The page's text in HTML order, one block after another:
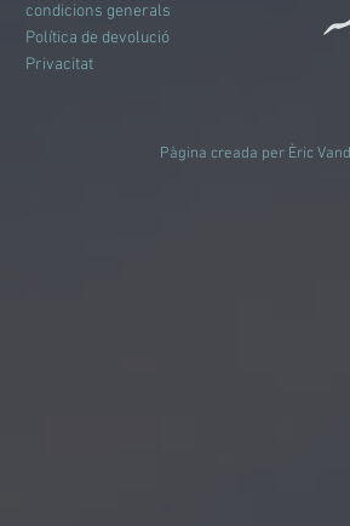
condicions generals
Política de devolució
Privacitat
Pàgina creada per Èric